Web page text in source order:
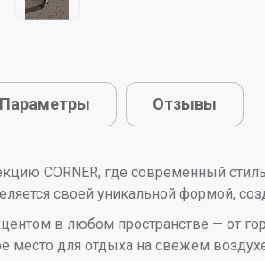
Параметры Отзывы
CORNER, где современный
своей уникальной формой,
в любом пространстве — от
место для отдыха на свежем